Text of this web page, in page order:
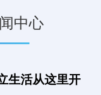
中心
生活从这里开